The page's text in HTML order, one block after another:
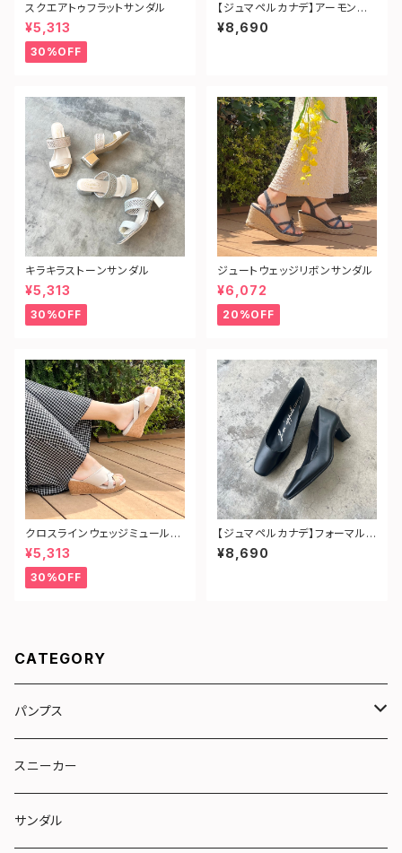
スクエアトゥフラットサンダル
¥5,313
30%OFF
【ジュマペルカナデ】アーモンドト
ゥフォーマルパンプス
¥8,690
キラキラストーンサンダル
¥5,313
30%OFF
ジュートウェッジリボンサンダル
¥6,072
20%OFF
クロスラインウェッジミュールサ
ンダル
¥5,313
30%OFF
【ジュマペルカナデ】フォーマルス
クエアパンプス
¥8,690
CATEGORY
パンプス
リボン
トラッド
スニーカー
サンダル